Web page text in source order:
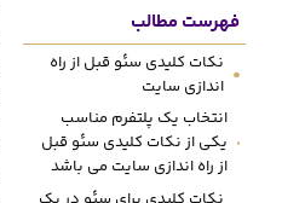
فهرست مطالب
نکات کلیدی سئو قبل از راه
اندازی سایت
انتخاب یک پلتفرم مناسب
یکی از نکات کلیدی سئو قبل
از راه اندازی سایت می باشد